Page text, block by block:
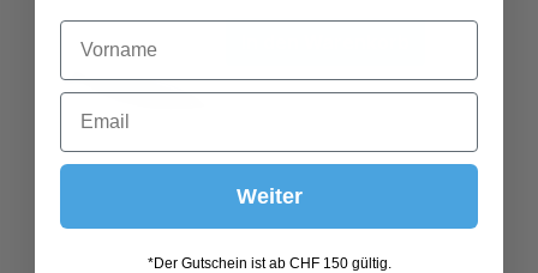
Weiter
*Der Gutschein ist ab CHF 150 gültig.